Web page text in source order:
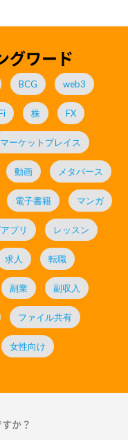
グワード
BCG web3
株 FX
マーケットプレイス
動画 メタバース
電子書籍 マンガ
プリ レッスン
求人 転職
副業 副収入
ファイル共有
女性向け
か？